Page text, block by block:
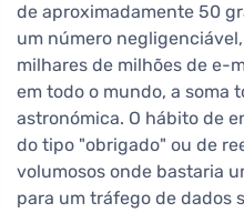
de aproximadamente 50
um número
milhares de milhões de e-
em todo o mundo, a soma
astronómica. O hábito de
do tipo "obrigado" ou de
volumosos onde bastaria
para um tráfego de dados